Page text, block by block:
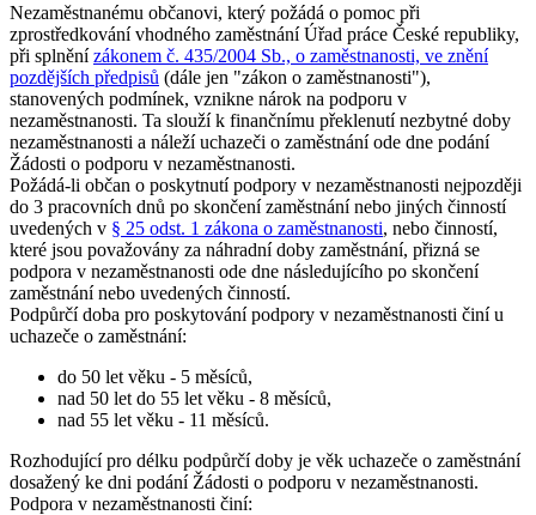
Nezaměstnanému občanovi, který požádá o pomoc při
zprostředkování vhodného zaměstnání Úřad práce České republiky,
při splněnízákonem č. 435/2004 Sb., o zaměstnanosti, ve znění
pozdějších předpisů (dále jen "zákon o zaměstnanosti"),
stanovených podmínek, vznikne nárok na podporu v
nezaměstnanosti. Ta slouží k finančnímu překlenutí nezbytné doby
nezaměstnanosti a náleží uchazeči o zaměstnání ode dne podání
Žádosti o podporu v nezaměstnanosti.
Požádá-li občan o poskytnutí podpory v nezaměstnanosti nejpozději
do 3 pracovních dnů po skončení zaměstnání nebo jiných činností
uvedených v § 25 odst. 1 zákona o zaměstnanosti, nebo činností,
které jsou považovány za náhradní doby zaměstnání, přizná se
podpora v nezaměstnanosti ode dne následujícího po skončení
zaměstnání nebo uvedených činností.
Podpůrčí doba pro poskytování podpory v nezaměstnanosti činí u
uchazeče o zaměstnání:
do 50 let věku - 5 měsíců,
nad 50 let do 55 let věku - 8 měsíců,
nad 55 let věku - 11 měsíců.
Rozhodující pro délku podpůrčí doby je věk uchazeče o zaměstnání
dosažený ke dni podání Žádosti o podporu v nezaměstnanosti.
Podpora v nezaměstnanosti činí: